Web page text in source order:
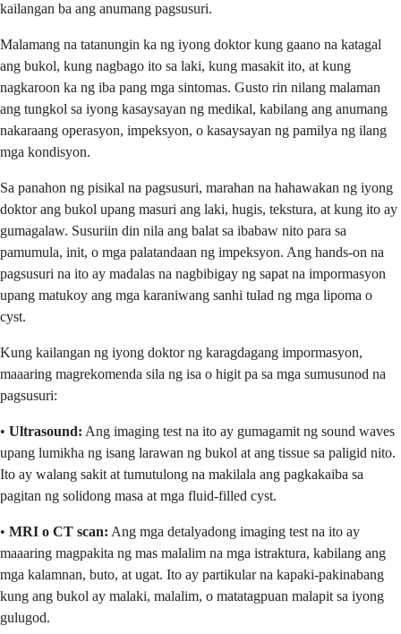
kailangan ba ang anumang pagsusuri.
Malamang na tatanungin ka ng iyong doktor kung gaano na katagal
ang bukol, kung nagbago ito sa laki, kung masakit ito, at kung
nagkaroon ka ng iba pang mga sintomas. Gusto rin nilang malaman
ang tungkol sa iyong kasaysayan ng medikal, kabilang ang anumang
nakaraang operasyon, impeksyon, o kasaysayan ng pamilya ng ilang
mga kondisyon.
Sa panahon ng pisikal na pagsusuri, marahan na hahawakan ng iyong
doktor ang bukol upang masuri ang laki, hugis, tekstura, at kung ito ay
gumagalaw. Susuriin din nila ang balat sa ibabaw nito para sa
pamumula, init, o mga palatandaan ng impeksyon. Ang hands-on na
pagsusuri na ito ay madalas na nagbibigay ng sapat na impormasyon
upang matukoy ang mga karaniwang sanhi tulad ng mga lipoma o
cyst.
Kung kailangan ng iyong doktor ng karagdagang impormasyon,
maaaring magrekomenda sila ng isa o higit pa sa mga sumusunod na
pagsusuri:
• Ultrasound: Ang imaging test na ito ay gumagamit ng sound waves
upang lumikha ng isang larawan ng bukol at ang tissue sa paligid nito.
Ito ay walang sakit at tumutulong na makilala ang pagkakaiba sa
pagitan ng solidong masa at mga fluid-filled cyst.
• MRI o CT scan: Ang mga detalyadong imaging test na ito ay
maaaring magpakita ng mas malalim na mga istraktura, kabilang ang
mga kalamnan, buto, at ugat. Ito ay partikular na kapaki-pakinabang
kung ang bukol ay malaki, malalim, o matatagpuan malapit sa iyong
gulugod.